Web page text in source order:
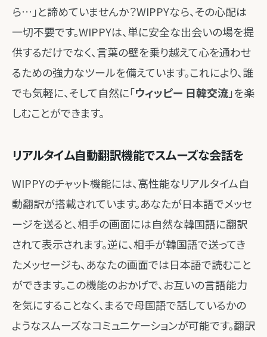
ら…」と諦めていませんか？WIPPYなら、その心配は
一切不要です。WIPPYは、単に安全な出会いの場を提
供するだけでなく、言葉の壁を乗り越えて心を通わせ
るための強力なツールを備えています。これにより、誰
でも気軽に、そして自然に「ウィッピー 日韓交流」を楽
しむことができます。
リアルタイム自動翻訳機能でスムーズな会話を
WIPPYのチャット機能には、高性能なリアルタイム自
動翻訳が搭載されています。あなたが日本語でメッセ
ージを送ると、相手の画面には自然な韓国語に翻訳
されて表示されます。逆に、相手が韓国語で送ってき
たメッセージも、あなたの画面では日本語で読むこと
ができます。この機能のおかげで、お互いの言語能力
を気にすることなく、まるで母国語で話しているかの
ようなスムーズなコミュニケーションが可能です。翻訳